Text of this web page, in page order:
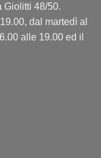
Giolitti 48/50.
dal martedì al
alle 19.00 ed il